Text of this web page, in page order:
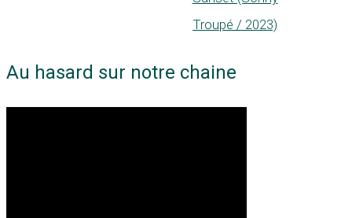
Troupé / 2023)
Au hasard sur notre chaine